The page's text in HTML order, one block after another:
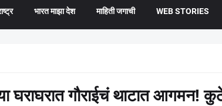
भारत माझा देश माहिती जगाची WEB STORIES
घराघरात गौराईचं थाटात आगमन!